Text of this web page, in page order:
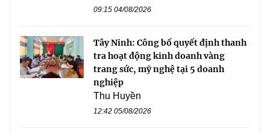
09:15 04/08/2026
Tây Ninh: Công bố quyết định thanh
tra hoạt động kinh doanh vàng
trang sức, mỹ nghệ tại 5 doanh
nghiệp
Thu Huyền
12:42 05/08/2026